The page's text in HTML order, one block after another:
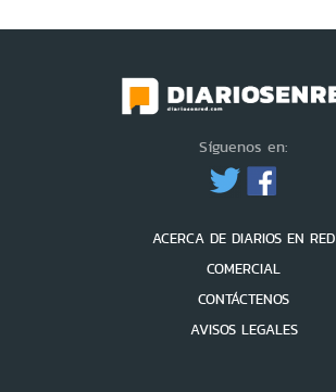
Síguenos en:
ACERCA DE DIARIOS EN RED
COMERCIAL
CONTÁCTENOS
AVISOS LEGALES